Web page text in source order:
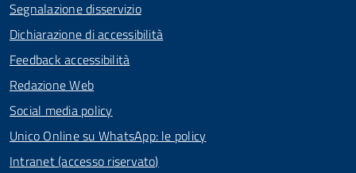
Segnalazione disservizio
Dichiarazione di accessibilità
Feedback accessibilità
Redazione Web
Social media policy
Unico Online su WhatsApp: le policy
Intranet (accesso riservato)